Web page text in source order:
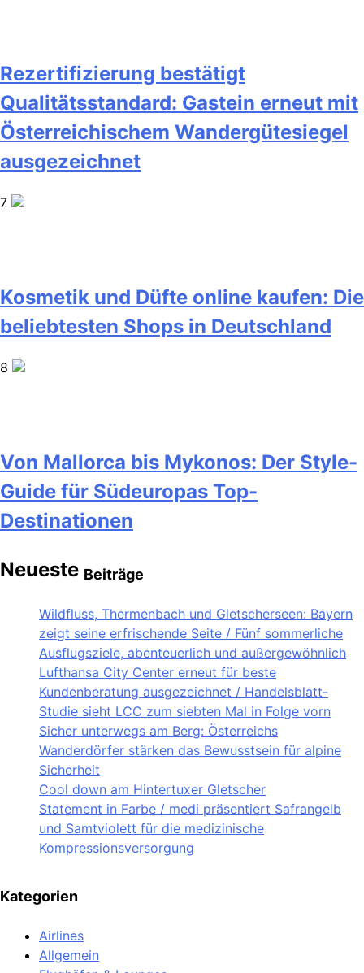
Rezertifizierung bestätigt
Qualitätsstandard: Gastein erneut mit
Österreichischem Wandergütesiegel
ausgezeichnet
7
Kosmetik und Düfte online kaufen: Die
beliebtesten Shops in Deutschland
8
Von Mallorca bis Mykonos: Der Style-
Guide für Südeuropas Top-
Destinationen
Neueste Beiträge
Wildfluss, Thermenbach und Gletscherseen: Bayern
zeigt seine erfrischende Seite / Fünf sommerliche
Ausflugsziele, abenteuerlich und außergewöhnlich
Lufthansa City Center erneut für beste
Kundenberatung ausgezeichnet / Handelsblatt-
Studie sieht LCC zum siebten Mal in Folge vorn
Sicher unterwegs am Berg: Österreichs
Wanderdörfer stärken das Bewusstsein für alpine
Sicherheit
Cool down am Hintertuxer Gletscher
Statement in Farbe / medi präsentiert Safrangelb
und Samtviolett für die medizinische
Kompressionsversorgung
Kategorien
Airlines
Allgemein